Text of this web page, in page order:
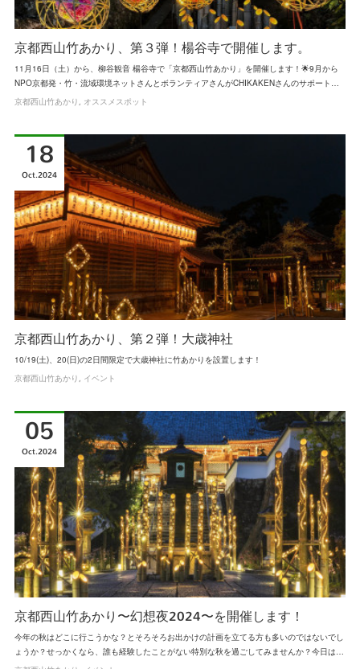
京都西山竹あかり、第３弾！楊谷寺で開催します。
11月16日（土）から、柳谷観音 楊谷寺で「京都西山竹あかり」を開催します！🌟9月から
NPO京都発・竹・流域環境ネットさんとボランティアさんがCHIKAKENさんのサポート…
京都西山竹あかり オススメスポット
京都西山竹あかり、第２弾！大歳神社
10/19(土)、20(日)の2日間限定で大歳神社に竹あかりを設置します！
18
Oct 2024
京都西山竹あかり イベント
京都西山竹あかり〜幻想夜2024〜を開催します！
今年の秋はどこに行こうかな？とそろそろお出かけの計画を立てる方も多いのではないでし
ょうか？せっかくなら、誰も経験したことがない特別な秋を過ごしてみませんか？今日は…
05
Oct 2024